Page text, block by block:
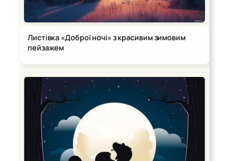
Листівка «Доброї ночі» з красивим зимовим
пейзажем